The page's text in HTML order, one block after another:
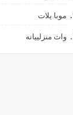
موبا يلات
وات منزلييانه